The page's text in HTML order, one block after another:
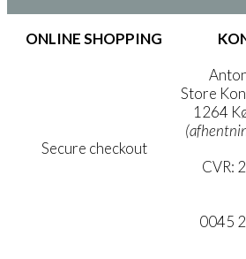
ONLINE SHOPPING
Secure checkout
Store
1264
CVR:
0045